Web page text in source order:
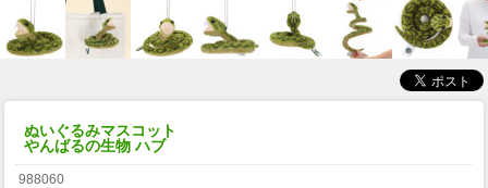
ぬいぐるみマスコット
やんばるの生物 ハブ
988060